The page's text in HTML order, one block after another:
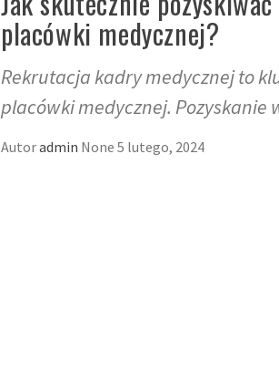
placówki medycznej?
Rekrutacja kadry medycznej to
placówki medycznej.
Autoradmin None 5 lutego, 2024